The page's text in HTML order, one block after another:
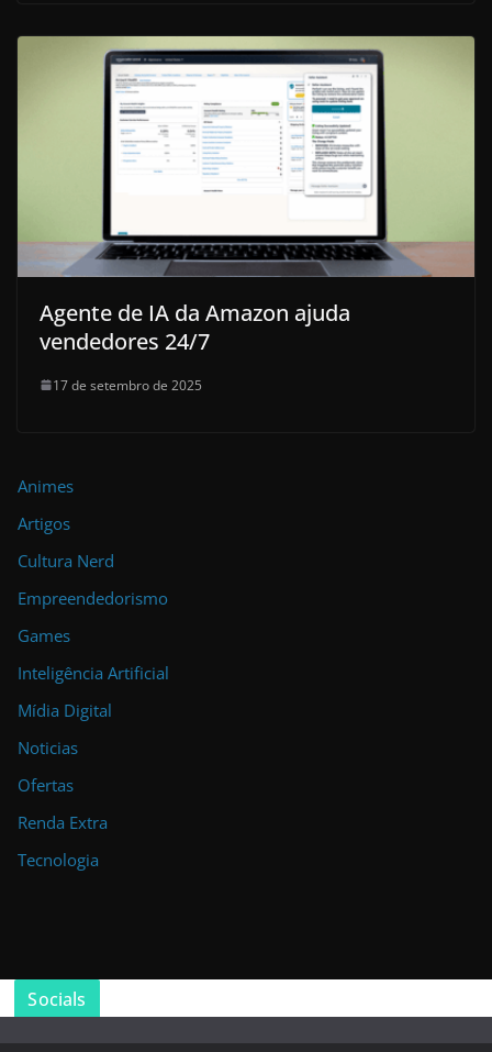
Agente de IA da Amazon ajuda
vendedores 24/7
17 de setembro de 2025
Animes
Artigos
Cultura Nerd
Empreendedorismo
Games
Inteligência Artificial
Mídia Digital
Noticias
Ofertas
Renda Extra
Tecnologia
Socials